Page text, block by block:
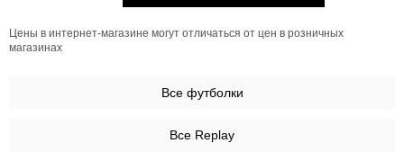
Цены в интернет-магазине могут отличаться от цен в розничных
магазинах
Все футболки
Все Replay